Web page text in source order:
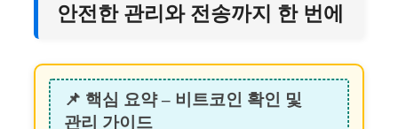
안전한 관리와 전송까지 한 번에
📌 핵심 요약 – 비트코인 확인 및
관리 가이드